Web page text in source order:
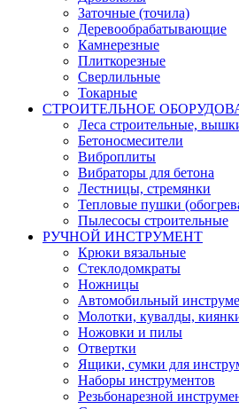
Заточные (точила)
Деревообрабатывающие
Камнерезные
Плиткорезные
Сверлильные
Токарные
СТРОИТЕЛЬНОЕ
Леса строительные,
Бетоносмесители
Виброплиты
Вибраторы для бетона
Лестницы, стремянки
Тепловые пушки
Пылесосы строительные
РУЧНОЙ ИНСТРУМЕНТ
Крюки вязальные
Стеклодомкраты
Ножницы
Автомобильный
Молотки, кувалды,
Ножовки и пилы
Отвертки
Ящики, сумки для
Наборы инструментов
Резьбонарезной